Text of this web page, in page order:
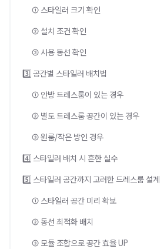
① 스타일러 크기 확인
② 설치 조건 확인
③ 사용 동선 확인
3️⃣ 공간별 스타일러 배치법
① 안방 드레스룸이 있는 경우
② 별도 드레스룸 공간이 있는 경우
③ 원룸/작은 방인 경우
4️⃣ 스타일러 배치 시 흔한 실수
5️⃣ 스타일러 공간까지 고려한 드레스룸 설계
① 스타일러 공간 미리 확보
② 동선 최적화 배치
③ 모듈 조합으로 공간 효율 UP